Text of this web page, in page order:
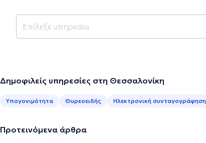
Δημοφιλείς υπηρεσίες στη Θεσσαλονίκη
Υπογονιμότητα Θυρεοειδής Ηλεκτρονική συνταγογράφηση
Προτεινόμενα άρθρα